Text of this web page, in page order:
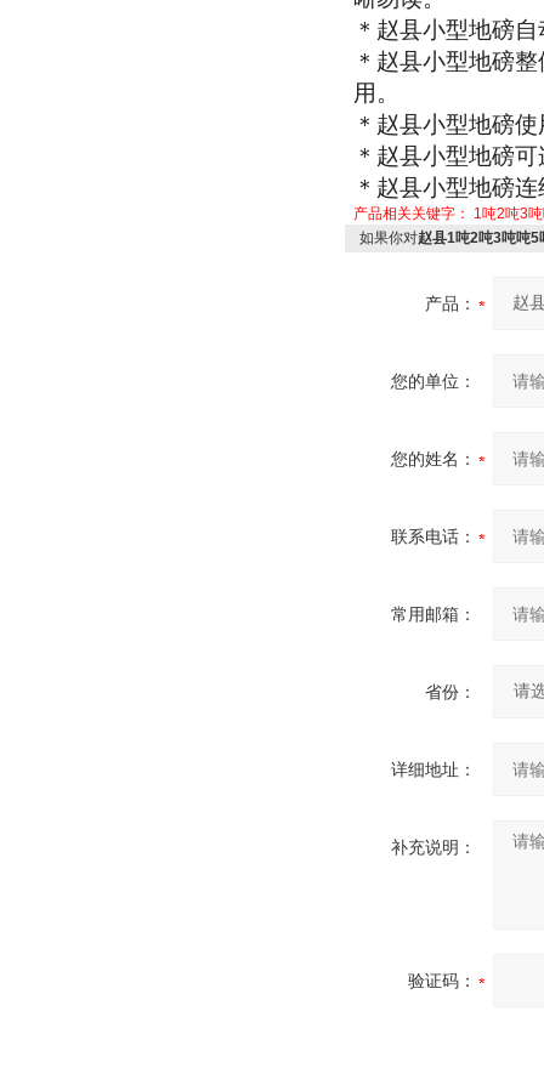
＊赵县小型地磅
＊赵县小型地磅
用。
＊赵县小型地磅
＊赵县小型地磅
＊赵县小型地磅连
产品相关关键字： 1吨2吨3
如果你对赵县1吨2吨3吨吨5
产品：
您的单位：
您的姓名：
联系电话：
常用邮箱：
省份：
详细地址：
补充说明：
验证码：